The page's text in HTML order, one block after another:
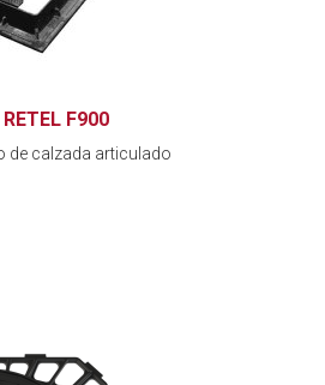
RETEL F900
de calzada articulado